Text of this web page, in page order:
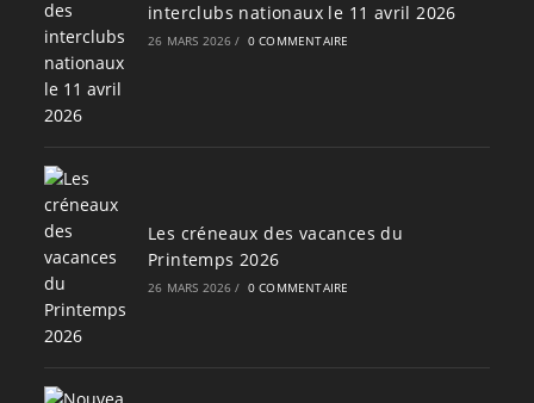
interclubs nationaux le 11 avril 2026
26 MARS 2026 / 0 COMMENTAIRE
Les créneaux des vacances du
Printemps 2026
26 MARS 2026 / 0 COMMENTAIRE